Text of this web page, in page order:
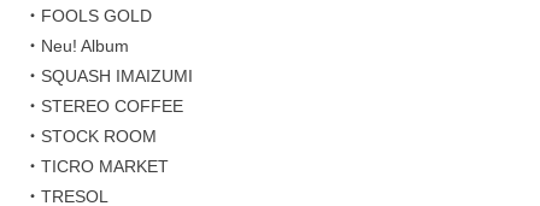
・FOOLS GOLD
・Neu! Album
・SQUASH IMAIZUMI
・STEREO COFFEE
・STOCK ROOM
・TICRO MARKET
・TRESOL